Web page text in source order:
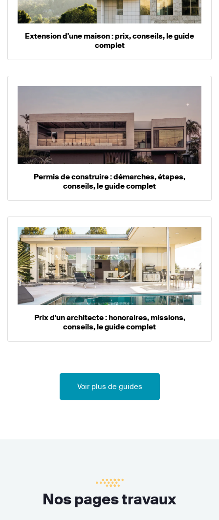
Extension d'une maison : prix, conseils, le guide
complet
Permis de construire : démarches, étapes,
conseils, le guide complet
Prix d'un architecte : honoraires, missions,
conseils, le guide complet
Voir plus de guides
Nos pages travaux